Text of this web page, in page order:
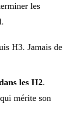
les
H3. Jamais de
les H2.
mérite son